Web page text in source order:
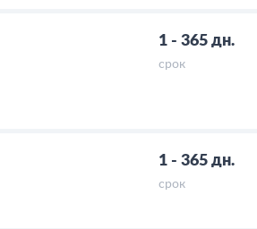
1 - 365 дн.
срок
1 - 365 дн.
срок